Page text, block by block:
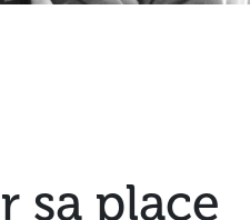
sa place